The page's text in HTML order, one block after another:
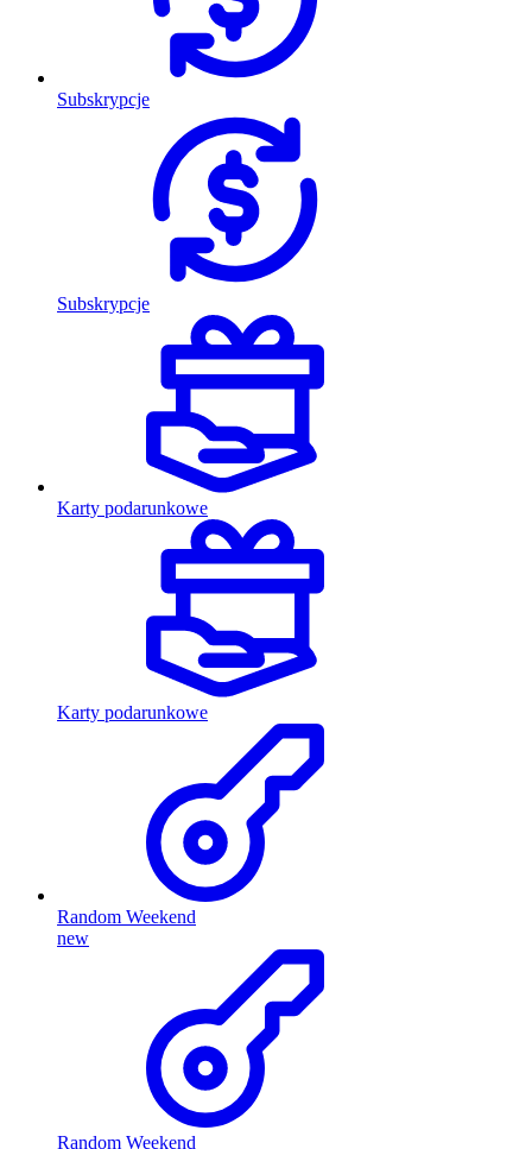
Subskrypcje
Subskrypcje
Karty podarunkowe
Karty podarunkowe
Random Weekend
new
Random Weekend